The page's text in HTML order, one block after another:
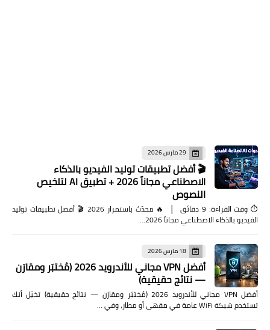
29 مارس 2026
🎬 أفضل تطبيقات توليد الفيديو بالذكاء
الاصطناعي مجاناً 2026 + تطبيق AI لتلخيص
النصوص
⏱️ وقت القراءة: 9 دقائق │ 🔥 محدّث باستمرار 2026 🎬 أفضل تطبيقات توليد
الفيديو بالذكاء الاصطناعي مجاناً 2026…
18 مارس 2026
أفضل VPN مجاني للأندرويد 2026 (مُختبَر ومقارَن
— نتائج حقيقية)
أفضل VPN مجاني للأندرويد 2026 (مُختبَر ومقارَن — نتائج حقيقية) تخيّل أنك
تستخدم شبكة WiFi عامة في مقهى أو مطار، وفي …